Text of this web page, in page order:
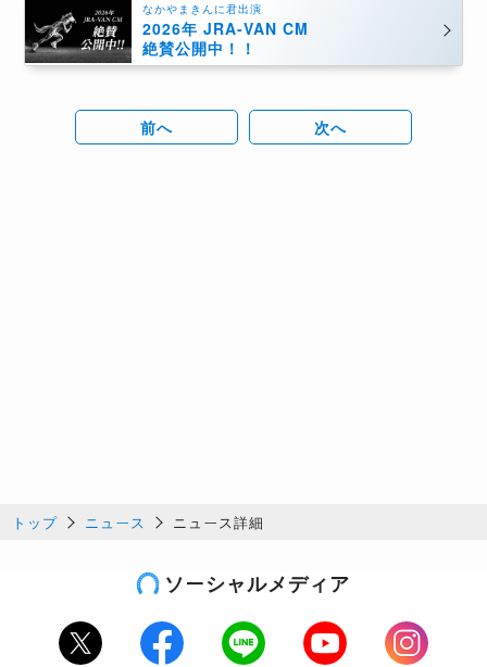
なかやまきんに君出演
2026年 JRA-VAN CM
絶賛公開中！！
前へ 次へ
トップ ニュース ニュース詳細
ソーシャルメディア